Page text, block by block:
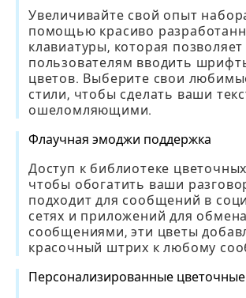
Увеличивайте свой опыт
помощью красиво
клавиатуры, которая позволяет
пользователям вводить
цветов. Выберите свои
стили, чтобы сделать ваши
ошеломляющими.
Флаучная эмоджи поддержка
Доступ к библиотеке
чтобы обогатить ваши
подходит для сообщений в
сетях и приложений для обмена
сообщениями, эти цветы
красочный штрих к любому
Персонализированные